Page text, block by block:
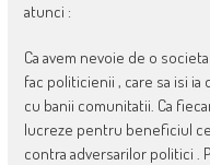
atunci :
Ca avem nevoie de o
fac politicienii , care sa isi
cu banii comunitatii. Ca
lucreze pentru beneficiul
contra adversarilor politici .